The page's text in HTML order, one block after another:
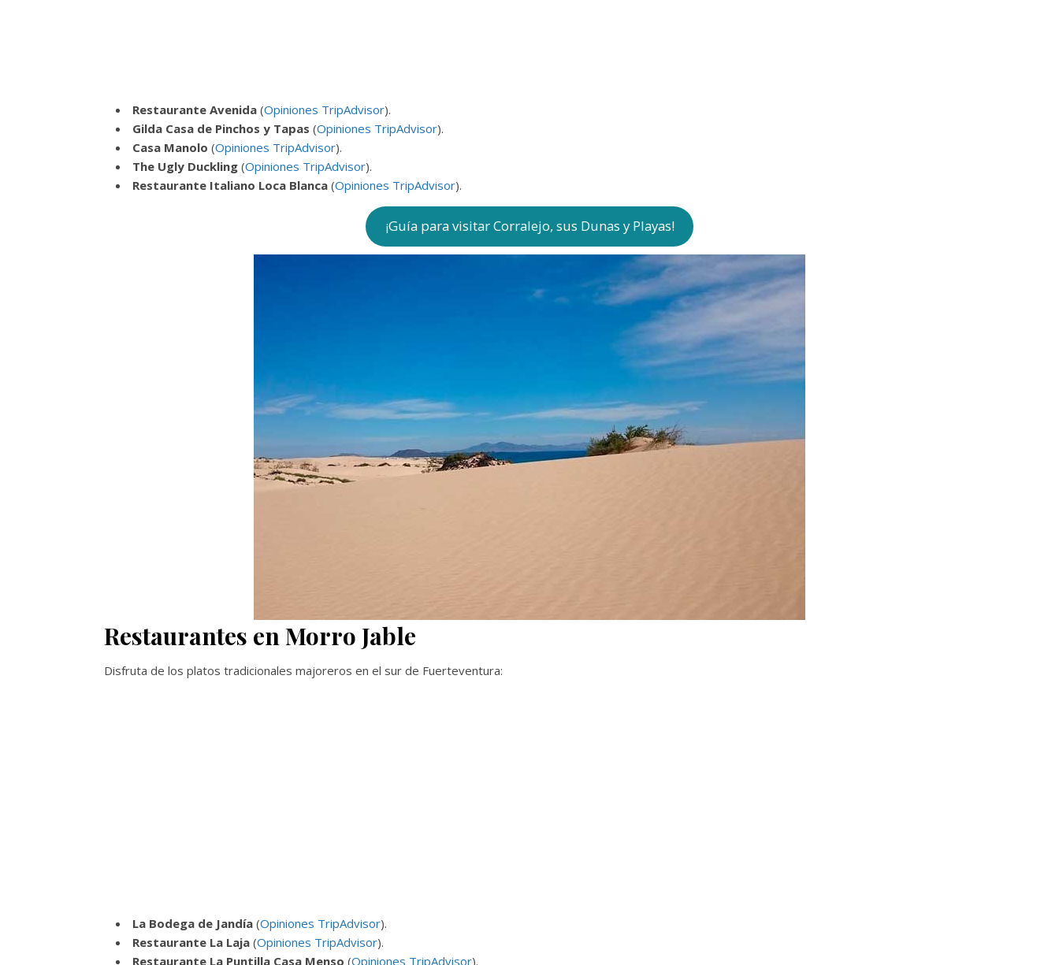
Restaurante Avenida (Opiniones TripAdvisor).
Gilda Casa de Pinchos y Tapas (Opiniones TripAdvisor).
Casa Manolo (Opiniones TripAdvisor).
The Ugly Duckling (Opiniones TripAdvisor).
Restaurante Italiano Loca Blanca (Opiniones TripAdvisor).
¡Guía para visitar Corralejo, sus Dunas y Playas!
Restaurantes en Morro Jable
Disfruta de los platos tradicionales majoreros en el sur de Fuerteventura:
La Bodega de Jandía (Opiniones TripAdvisor).
Restaurante La Laja (Opiniones TripAdvisor).
Restaurante La Puntilla Casa Menso (Opiniones TripAdvisor).